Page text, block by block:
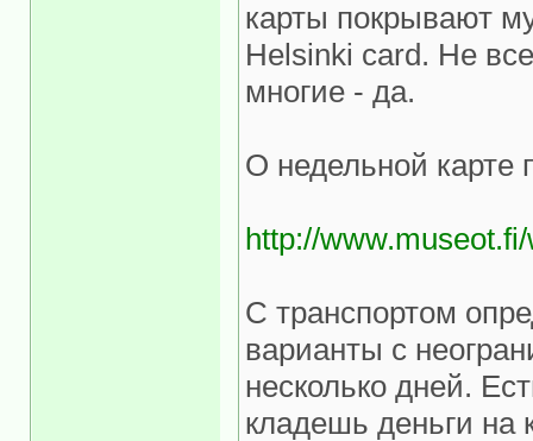
карты покрывают
Helsinki card. Не
многие - да.
О недельной карте
http://
С транспортом
варианты с
несколько дней.
кладешь деньги на